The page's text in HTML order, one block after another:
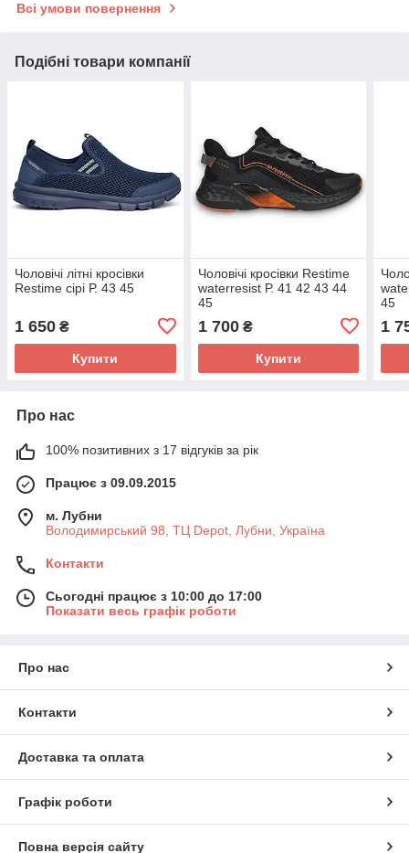
Всі умови повернення
Подібні товари компанії
Чоловічі літні кросівки
Restime сірі Р. 43 45
1 650 ₴
Купити
Чоловічі кросівки Restime
waterresist Р. 41 42 43 44
45
1 700₴
Купити
45
1
Про нас
100% позитивних з 17 відгуків за рік
Працює з 09.09.2015
м. Лубни
Володимирський 98, ТЦ Depot, Лубни, Україна
Контакти
Сьогодні працює з 10:00 до 17:00
Показати весь графік роботи
Про нас
Контакти
Доставка та оплата
Графік роботи
Повна версія сайту